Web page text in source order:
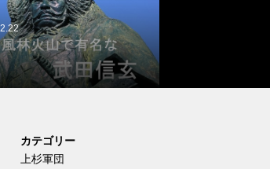
カテゴリー
上杉軍団